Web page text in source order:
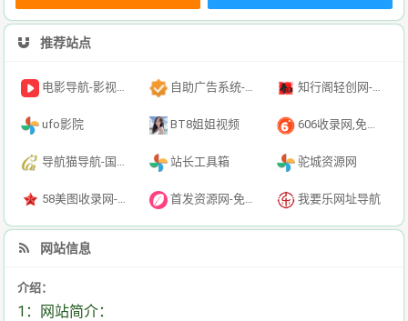
推荐站点
电影导航-影视导航-电影搜索-影视搜索-电影站收录 自助广告系统-自助广告源码-自助投放广告插件 知行阁轻创网-分享网络赚钱项目-全网首发副业项目实操平台-副业创业项目网
ufo影院 BT8姐姐视频 606收录网,免费自动秒收录网址,提供自动收录,网站导航大全源码,自动链,友情链接交换。
导航猫导航-国内专业的技术资源网分类平台 站长工具箱 驼城资源网
58美图收录网-自动收录网站-流量交换-自动链 首发资源网-免费资源下载-最新php源码下载-热门资源下载 我要乐网址导航
网站信息
介绍：
1：网站简介：